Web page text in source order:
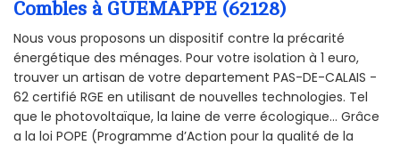
Combles à GUEMAPPE (62128)
Nous vous proposons un dispositif contre la précarité
énergétique des ménages. Pour votre isolation à 1 euro,
trouver un artisan de votre departement PAS-DE-CALAIS -
62 certifié RGE en utilisant de nouvelles technologies. Tel
que le photovoltaïque, la laine de verre écologique... Grâce
a la loi POPE (Programme d’Action pour la qualité de la